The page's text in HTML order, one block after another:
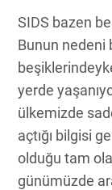
SIDS bazen
Bunun nedeni
yerde
ülkemizde
açtığı bilgisi
olduğu tam
günümüzde